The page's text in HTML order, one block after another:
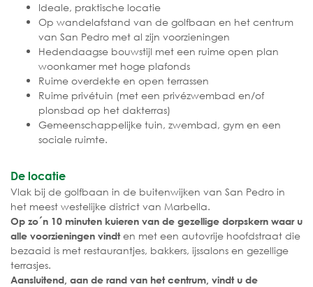
Ideale, praktische locatie
Op wandelafstand van de golfbaan en het centrum
van San Pedro met al zijn voorzieningen
Hedendaagse bouwstijl met een ruime open plan
woonkamer met hoge plafonds
Ruime overdekte en open terrassen
Ruime privétuin (met een privézwembad en/of
plonsbad op het dakterras)
Gemeenschappelijke tuin, zwembad, gym en een
sociale ruimte.
De locatie
Vlak bij de golfbaan in de buitenwijken van San Pedro in
het meest westelijke district van Marbella.
Op zo´n 10 minuten kuieren van de gezellige dorpskern waar u
alle voorzieningen vindten met een autovrije hoofdstraat die
bezaaid is met restaurantjes, bakkers, ijssalons en gezellige
terrasjes.
Aansluitend, aan de rand van het centrum, vindt u de